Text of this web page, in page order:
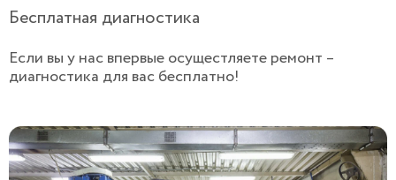
Бесплатная диагностика
Если вы у нас впервые осущестляете ремонт –
диагностика для вас бесплатно!